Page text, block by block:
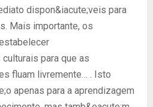
dispon&iacute;veis para
Mais importante, os
para que as
fluam livremente… . Isto
apenas para a aprendizagem